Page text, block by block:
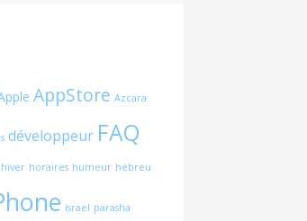
AppStore Azcara
développeur FAQ
hiver horaires humeur hébreu
israel parasha